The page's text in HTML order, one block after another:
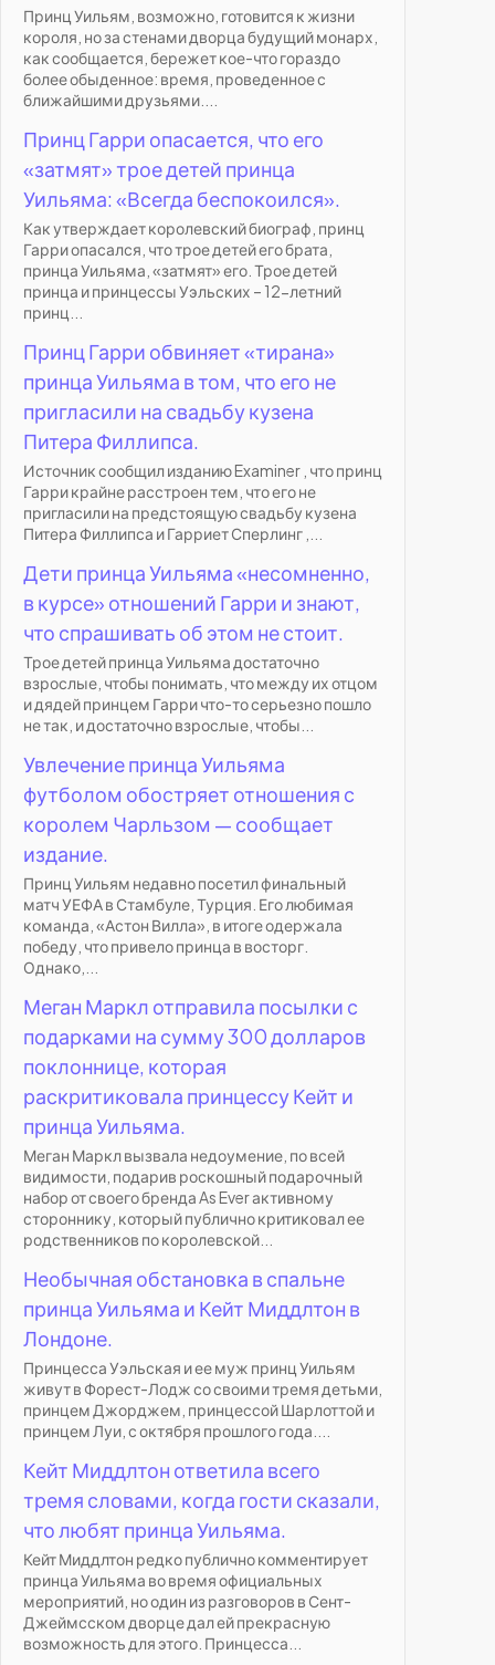
Принц Уильям, возможно, готовится к жизни
короля, но за стенами дворца будущий монарх,
как сообщается, бережет кое-что гораздо
более обыденное: время, проведенное с
ближайшими друзьями....
Принц Гарри опасается, что его
«затмят» трое детей принца
Уильяма: «Всегда беспокоился».
Как утверждает королевский биограф, принц
Гарри опасался, что трое детей его брата,
принца Уильяма, «затмят» его. Трое детей
принца и принцессы Уэльских – 12-летний
принц...
Принц Гарри обвиняет «тирана»
принца Уильяма в том, что его не
пригласили на свадьбу кузена
Питера Филлипса.
Источник сообщил изданию Examiner , что принц
Гарри крайне расстроен тем, что его не
пригласили на предстоящую свадьбу кузена
Питера Филлипса и Гарриет Сперлинг ,...
Дети принца Уильяма «несомненно,
в курсе» отношений Гарри и знают,
что спрашивать об этом не стоит.
Трое детей принца Уильяма достаточно
взрослые, чтобы понимать, что между их отцом
и дядей принцем Гарри что-то серьезно пошло
не так, и достаточно взрослые, чтобы...
Увлечение принца Уильяма
футболом обостряет отношения с
королем Чарльзом — сообщает
издание.
Принц Уильям недавно посетил финальный
матч УЕФА в Стамбуле, Турция. Его любимая
команда, «Астон Вилла», в итоге одержала
победу, что привело принца в восторг.
Однако,...
Меган Маркл отправила посылки с
подарками на сумму 300 долларов
поклоннице, которая
раскритиковала принцессу Кейт и
принца Уильяма.
Меган Маркл вызвала недоумение, по всей
видимости, подарив роскошный подарочный
набор от своего бренда As Ever активному
стороннику, который публично критиковал ее
родственников по королевской...
Необычная обстановка в спальне
принца Уильяма и Кейт Миддлтон в
Лондоне.
Принцесса Уэльская и ее муж принц Уильям
живут в Форест-Лодж со своими тремя детьми,
принцем Джорджем, принцессой Шарлоттой и
принцем Луи, с октября прошлого года....
Кейт Миддлтон ответила всего
тремя словами, когда гости сказали,
что любят принца Уильяма.
Кейт Миддлтон редко публично комментирует
принца Уильяма во время официальных
мероприятий, но один из разговоров в Сент-
Джеймсском дворце дал ей прекрасную
возможность для этого. Принцесса...